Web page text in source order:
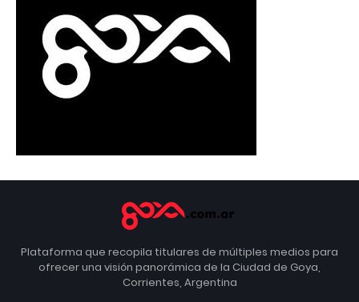
Plataforma que recopila titulares de múltiples medios para
ofrecer una visión panorámica de la Ciudad de Goya,
Corrientes, Argentina